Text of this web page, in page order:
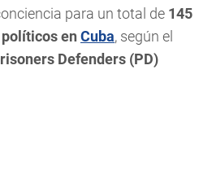
para un total de 145
en Cuba, según el
Defenders (PD)